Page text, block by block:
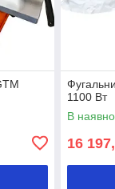
1100 Вт
В
16